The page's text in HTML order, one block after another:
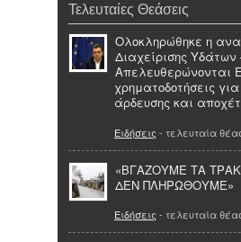
Τελευταίες Θεάσεις
Ολοκληρώθηκε η
Διαχείρισης Υδάτων
Απελευθερώνονται
χρηματοδοτήσεις
άρδευσης και
Ειδήσεις - τελευταία
«ΒΓΑΖΟΥΜΕ ΤΑ
ΔΕΝ ΠΛΗΡΩΘΟΥΜΕ»
Ειδήσεις - τελευταία